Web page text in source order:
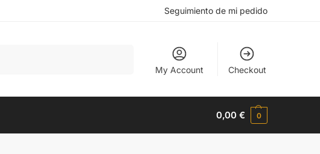
Seguimiento de mi pedido
My Account Checkout
0,00€ 0